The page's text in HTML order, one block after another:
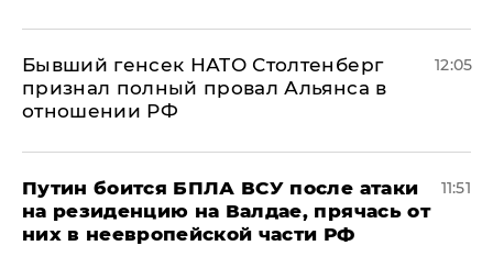
Бывший генсек НАТО Столтенберг
признал полный провал Альянса в
отношении РФ
12:05
Путин боится БПЛА ВСУ после атаки
на резиденцию на Валдае, прячась от
них в неевропейской части РФ
11:51